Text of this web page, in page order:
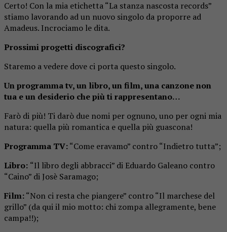
Certo! Con la mia etichetta “La stanza nascosta records”
stiamo lavorando ad un nuovo singolo da proporre ad
Amadeus. Incrociamo le dita.
Prossimi progetti discografici?
Staremo a vedere dove ci porta questo singolo.
Un programma tv, un libro, un film, una canzone non
tua e un desiderio che più ti rappresentano…
Farò di più! Ti darò due nomi per ognuno, uno per ogni mia
natura: quella più romantica e quella più guascona!
Programma TV:“Come eravamo” contro “Indietro tutta”;
Libro: “Il libro degli abbracci” di Eduardo Galeano contro
“Caino” di Josè Saramago;
Film:“Non ci resta che piangere” contro “Il marchese del
grillo” (da qui il mio motto: chi zompa allegramente, bene
campa!!);